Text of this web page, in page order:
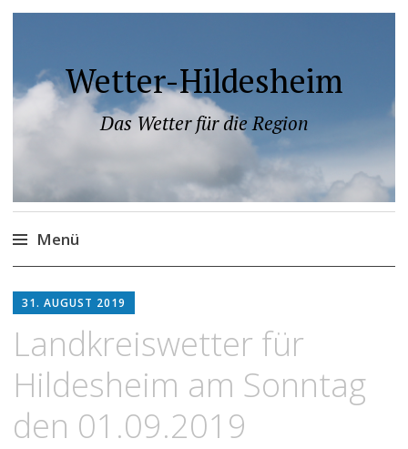
Wetter-Hildesheim
Das Wetter für die Region
Menü
Inhalt
31. AUGUST 2019
Landkreiswetter für
Hildesheim am Sonntag
den 01.09.2019